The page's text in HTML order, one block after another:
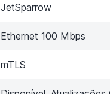
JetSparrow
Ethernet 100 Mbps
mTLS